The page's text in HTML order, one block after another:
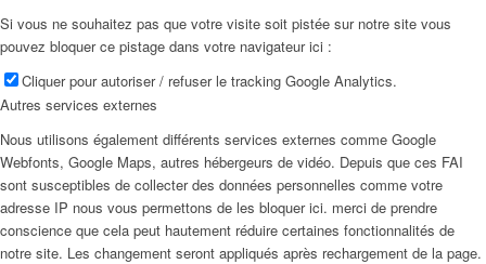
Si vous ne souhaitez pas que votre visite soit pistée sur notre site vous
pouvez bloquer ce pistage dans votre navigateur ici :
Cliquer pour autoriser / refuser le tracking Google Analytics.
Autres services externes
Nous utilisons également différents services externes comme Google
Webfonts, Google Maps, autres hébergeurs de vidéo. Depuis que ces FAI
sont susceptibles de collecter des données personnelles comme votre
adresse IP nous vous permettons de les bloquer ici. merci de prendre
conscience que cela peut hautement réduire certaines fonctionnalités de
notre site. Les changement seront appliqués après rechargement de la page.